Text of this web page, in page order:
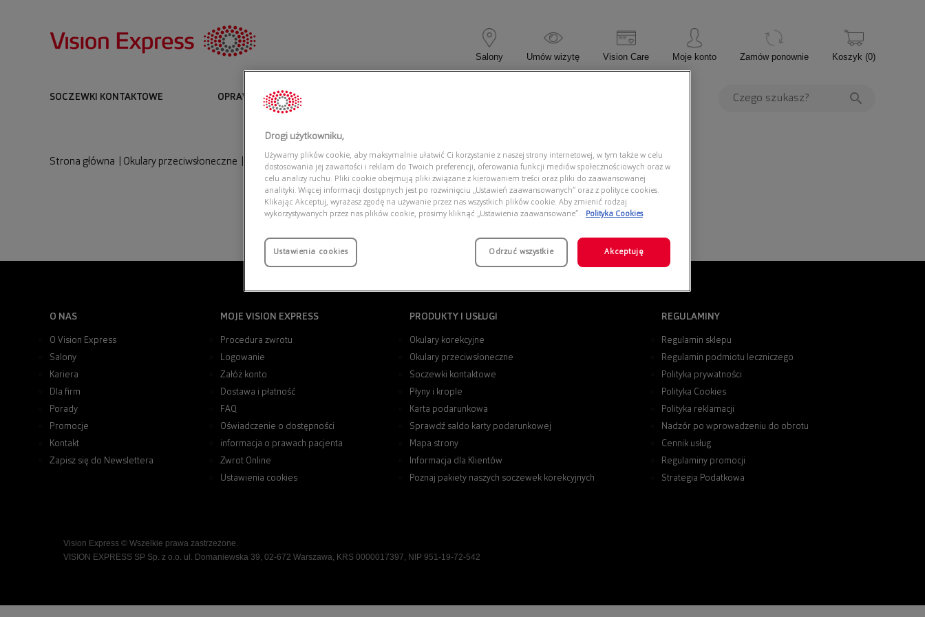
Salony Umów wizytę Vision Care Moje konto Zamów ponownie Koszyk (0)
SOCZEWKI KONTAKTOWE OPRAWKI I OKULARY KOREKCYJNE
Strona główna Okulary przeciwsłoneczne POLAROID PLD 2088/S 0VK
O NAS
O Vision Express
Salony
Kariera
Dla firm
Porady
Promocje
Kontakt
Zapisz się do Newslettera
MOJE VISION EXPRESS
Procedura zwrotu
Logowanie
Załóż konto
Dostawa i płatność
FAQ
Oświadczenie o dostępności
informacja o prawach pacjenta
Zwrot Online
Ustawienia cookies
PRODUKTY I USŁUGI
Okulary korekcyjne
Okulary przeciwsłoneczne
Soczewki kontaktowe
Płyny i krople
Karta podarunkowa
Sprawdź saldo karty podarunkowej
Mapa strony
Informacja dla Klientów
Poznaj pakiety naszych soczewek korekcyjnych
REGULAMINY
Regulamin sklepu
Regulamin podmiotu leczniczego
Polityka prywatności
Polityka Cookies
Polityka reklamacji
Nadzór po wprowadzeniu do obrotu
Cennik usług
Regulaminy promocji
Strategia Podatkowa
Vision Express © Wszelkie prawa zastrzeżone.
VISION EXPRESS SP Sp. z o.o. ul. Domaniewska 39, 02-672 Warszawa, KRS 0000017397, NIP 951-19-72-542
Drogi użytkowniku,
Używamy plików cookie, aby maksymalnie ułatwić Ci korzystanie z naszej strony internetowej, w tym także w celu
dostosowania jej zawartości i reklam do Twoich preferencji, oferowania funkcji mediów społecznościowych oraz w
celu analizy ruchu. Pliki cookie obejmują pliki związane z kierowaniem treści oraz pliki do zaawansowanej
analityki. Więcej informacji dostępnych jest po rozwinięciu „Ustawień zaawansowanych” oraz z polityce cookies.
Klikając Akceptuj, wyrażasz zgodę na używanie przez nas wszystkich plików cookie. Aby zmienić rodzaj
wykorzystywanych przez nas plików cookie, prosimy kliknąć „Ustawienia zaawansowane”.
Polityka Cookies
Ustawienia cookies Odrzuć wszystkie Akceptuję